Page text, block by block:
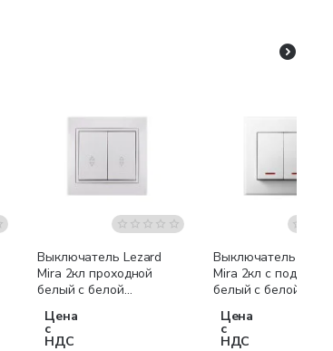
Выключатель Lezard
Mira 2кл проходной
белый с белой
Цена
с
НДС
Выключатель
Mira 2кл с
белый с белой
Цена
с
НДС